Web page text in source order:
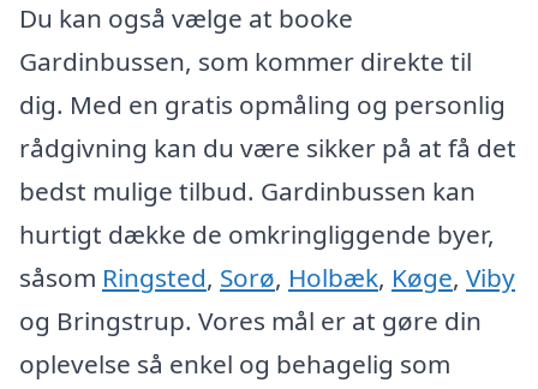
Du kan også vælge at booke
Gardinbussen, som kommer direkte til
dig. Med en gratis opmåling og personlig
rådgivning kan du være sikker på at få det
bedst mulige tilbud. Gardinbussen kan
hurtigt dække de omkringliggende byer,
såsom Ringsted, Sorø, Holbæk, Køge, Viby
og Bringstrup. Vores mål er at gøre din
oplevelse så enkel og behagelig som